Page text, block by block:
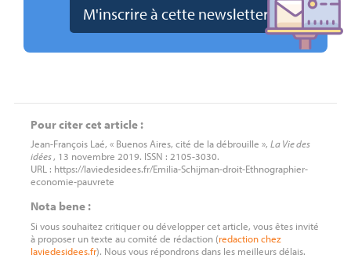
Pour citer cet article :
Jean-François Laé, « Buenos Aires, cité de la débrouille », La Vie des
idées, 13 novembre 2019. ISSN : 2105-3030.
URL : https://laviedesidees.fr/Emilia-Schijman-droit-Ethnographier-
economie-pauvrete
Nota bene :
Si vous souhaitez critiquer ou développer cet article, vous êtes invité
à proposer un texte au comité de rédaction (redactionchez
laviedesidees.fr). Nous vous répondrons dans les meilleurs délais.